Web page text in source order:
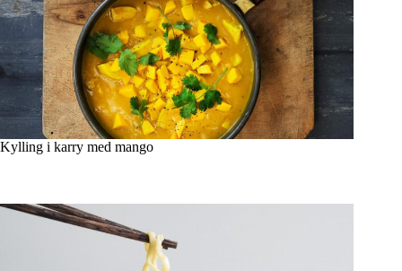
Kylling i karry med mango